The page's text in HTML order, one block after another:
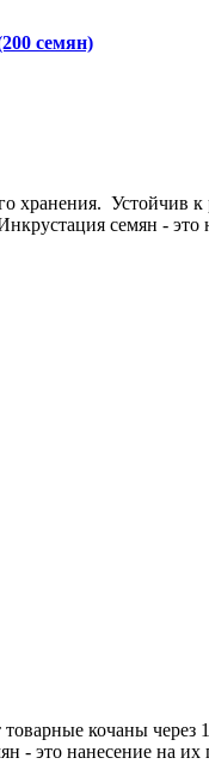
семян)
Устойчив
семян -
кочаны
- это нанесение на